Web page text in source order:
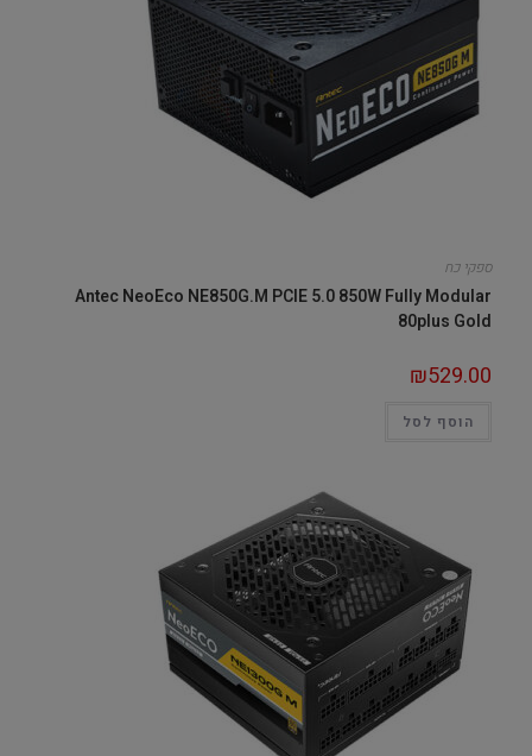
ספקי כח
Antec NeoEco NE850G.M PCIE 5.0 850W Fully Modular
80plus Gold
₪529.00
הוסף לסל